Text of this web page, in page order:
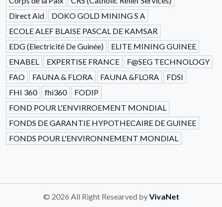
Direct Aid
DOKO GOLD MINING S A
ECOLE ALEF BLAISE PASCAL DE KAMSAR
EDG (Electricité De Guinée)
ELITE MINING GUINEE
ENABEL
EXPERTISE FRANCE
F@SEG TECHNOLOGY
FAO
FAUNA & FLORA FAUNA &FLORA
FDSI
FHI 360
fhi360
FODIP
FOND POUR L'ENVIRROEMENT MONDIAL
FONDS DE GARANTIE HYPOTHECAIRE DE GUINEE
FONDS POUR L'ENVIRONNEMENT MONDIAL
© 2026 All Right Researved byVivaNet